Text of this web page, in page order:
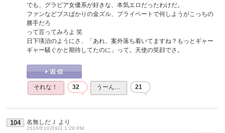
でも、グラビア女優系が好きな、本気エロだったわけだ。
ファンなどブスばかりの金ズル、プライベートで何しようがこっちの
勝手だろ
って言ってみろよ 笑
日下瑛治のようにさ、「あれ、案外落ち着いてますね？もっとギャー
ギャー騒ぐかと期待してたのに」って。天使の笑顔でさ。
それな！ 32 うーん… 21
104 名無しだＪ より
2016年10月9日 1:28 PM